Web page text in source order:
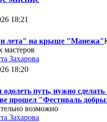
18:21
лета" на крыше "Манежа"
мастеров
Захарова
18:20
путь, нужно
прошел "Фестиваль
возможно
Захарова